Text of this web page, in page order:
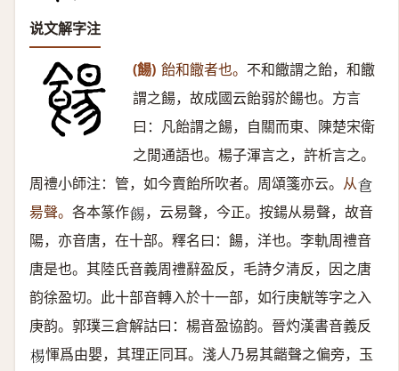
说文解字注
(餳) 飴和饊者也。 不和饊謂之飴，和饊
謂之餳，故成國云飴弱於餳也。方言
曰：凡飴謂之餳，自關而東、陳楚宋衛
之閒通語也。楊子渾言之，許析言之。
周禮小師注：管，如今賣飴所吹者。周頌箋亦云。 从𠊊
昜聲。 各本篆作𩛿 ，云易聲，今正。按鍚从昜聲，故音
陽，亦音唐，在十部。釋名曰：餳，洋也。李軌周禮音
唐是也。其陸氏音義周禮辭盈反，毛詩夕清反，因之唐
韵徐盈切。此十部音轉入於十一部，如行庚觥等字之入
庚韵。郭璞三倉解詁曰：楊音盈協韵。晉灼漢書音義反
𣓾 惲爲由嬰，其理正同耳。淺人乃易其龤聲之偏旁，玉